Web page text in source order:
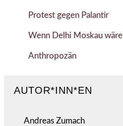
Protest gegen Palantir
Wenn Delhi Moskau wäre
Anthropozän
AUTOR*INN*EN
Andreas Zumach